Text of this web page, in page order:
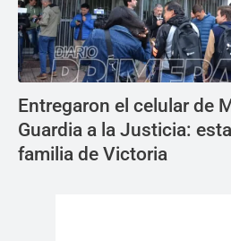
Entregaron el celular de
Guardia a la Justicia:
familia de Victoria